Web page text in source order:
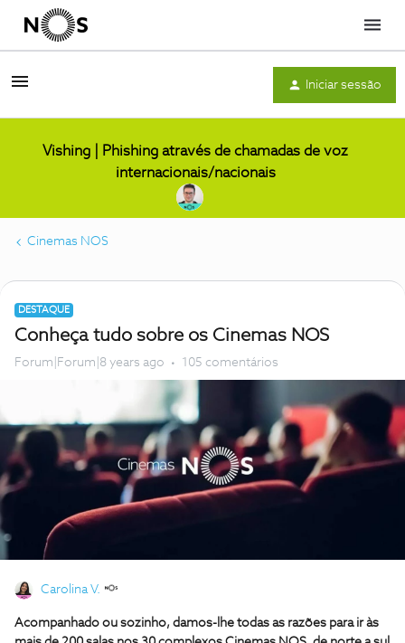
Menu
Iniciar sessão
Vishing | Phishing através de chamadas de voz
internacionais/nacionais
Cinemas NOS
DESTAQUE
Conheça tudo sobre os Cinemas NOS
Forum|Forum|8 years ago 105 comentários
Carolina V.
Acompanhado ou sozinho, damos-lhe todas as razões para ir às